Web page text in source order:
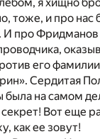
тоже, и про нас
И про
его
Сердитая
была на самом
Вот еще
как ее зовут!